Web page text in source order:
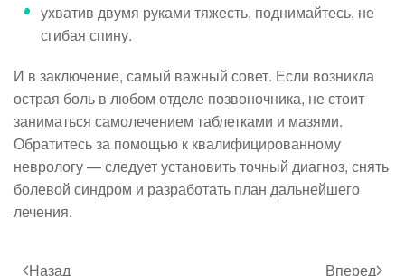
ухватив двумя руками тяжесть, поднимайтесь, не
сгибая спину.
И в заключение, самый важный совет. Если возникла
острая боль в любом отделе позвоночника, не стоит
заниматься самолечением таблетками и мазями.
Обратитесь за помощью к квалифицированному
неврологу — следует установить точный диагноз, снять
болевой синдром и разработать план дальнейшего
лечения.
Назад Вперед